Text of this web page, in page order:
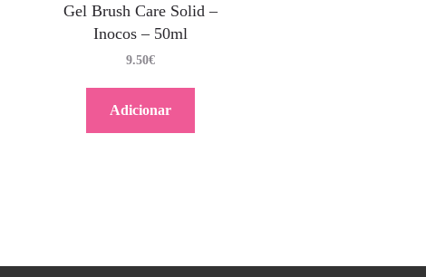
Gel Brush Care Solid –
Inocos – 50ml
9.50€
Adicionar